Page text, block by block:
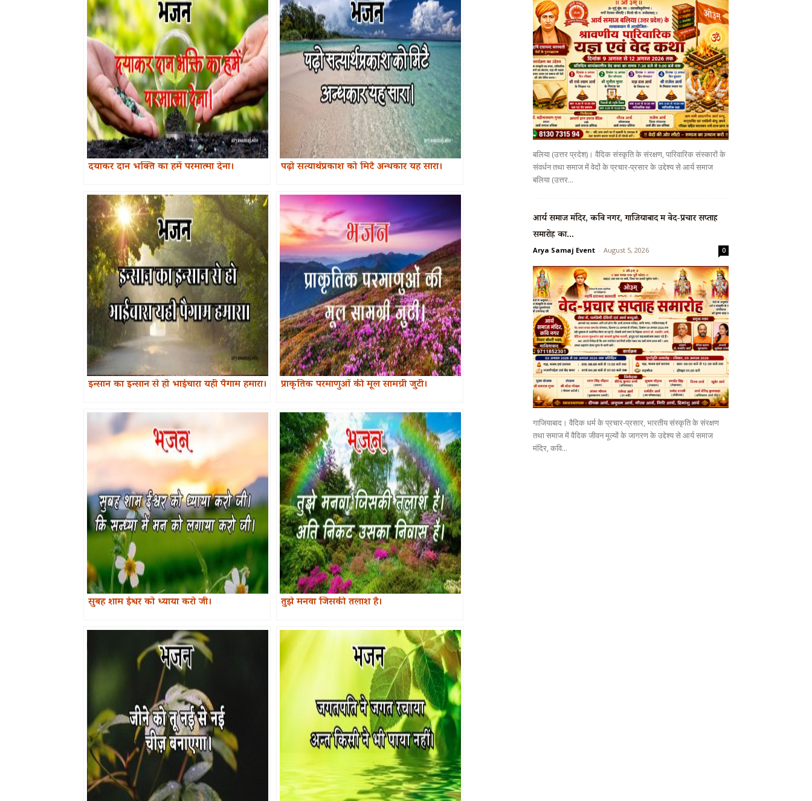
दयाकर दान भक्ति का हमें परमात्मा देना। पढ़ो सत्यार्थप्रकाश को मिटै अन्धकार यह सारा।
इन्सान का इन्सान से हो भाईचारा यही पैगाम हमारा। प्राकृतिक परमाणुओं की मूल सामग्री जुटी।
सुबह शाम ईश्वर को ध्याया करो जी। तुझे मनवा जिसकी तलाश है।
बलिया (उत्तर प्रदेश)। वैदिक संस्कृति के संरक्षण, पारिवारिक संस्कारों के
संवर्धन तथा समाज में वेदों के प्रचार-प्रसार के उद्देश्य से आर्य समाज
बलिया (उत्तर...
आर्य समाज मंदिर, कवि नगर, गाजियाबाद में वेद-प्रचार सप्ताह
समारोह का...
Arya Samaj Event - August 5, 2026 0
गाजियाबाद। वैदिक धर्म के प्रचार-प्रसार, भारतीय संस्कृति के संरक्षण
तथा समाज में वैदिक जीवन मूल्यों के जागरण के उद्देश्य से आर्य समाज
मंदिर, कवि...